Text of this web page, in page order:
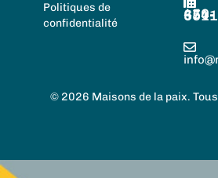
Politiques de
confidentialité
450-674-5511
© 2026 Maisons de la paix.